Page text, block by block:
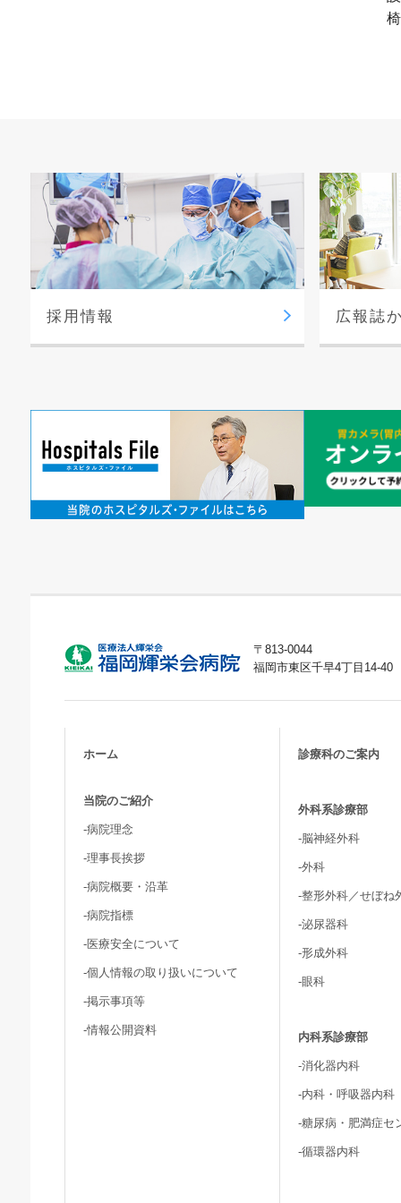
採用情報 広報誌
〒813-0044
福岡市東区千早4丁目14-40
ホーム
当院のご紹介
-病院理念
-理事長挨拶
-病院概要・沿革
-病院指標
-医療安全について
-個人情報の取り扱いについて
-掲示事項等
-情報公開資料
診療科のご案内
外科系診療部
-脳神経外科
-外科
-整形外科／せぼね
-泌尿器科
-形成外科
-眼科
内科系診療部
-消化器内科
-内科・呼吸器内科
-糖尿病・肥満症セ
-循環器内科